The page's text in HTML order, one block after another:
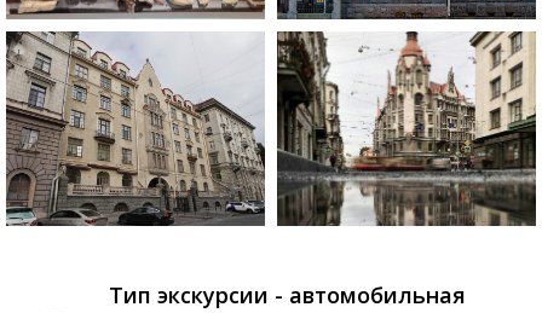
Тип экскурсии - автомобильная